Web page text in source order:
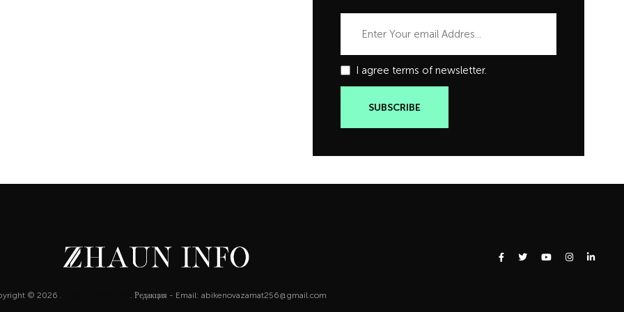
I agree terms of newsletter.
© 2026 . . Редакция - Email: abikenovazamat256@gmail.com